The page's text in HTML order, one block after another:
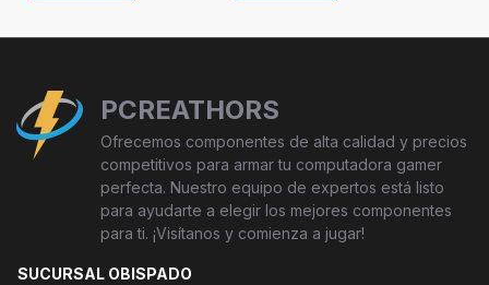
PCREATHORS
Ofrecemos componentes de alta calidad y precios
competitivos para armar tu computadora gamer
perfecta. Nuestro equipo de expertos está listo
para ayudarte a elegir los mejores componentes
para ti. ¡Visítanos y comienza a jugar!
SUCURSAL OBISPADO